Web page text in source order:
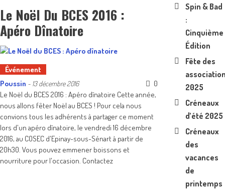
Le Noël Du BCES 2016 :
Apéro Dînatoire
Événement
Poussin - 13 décembre 2016
0
Le Noël du BCES 2016 : Apéro dînatoire Cette année,
nous allons fêter Noël au BCES ! Pour cela nous
convions tous les adhérents à partager ce moment
lors d'un apéro dînatoire, le vendredi 16 décembre
2016, au COSEC d'Epinay-sous-Sénart à partir de
20h30. Vous pouvez emmener boissons et
nourriture pour l'occasion. Contactez
Spin & Bad
:
Cinquième
Édition
Fête des
2025
Créneaux
d’été 2025
Créneaux
des
vacances
de
printemps